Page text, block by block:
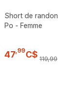
Short de
Po - Femme
47 99C$ 119,99